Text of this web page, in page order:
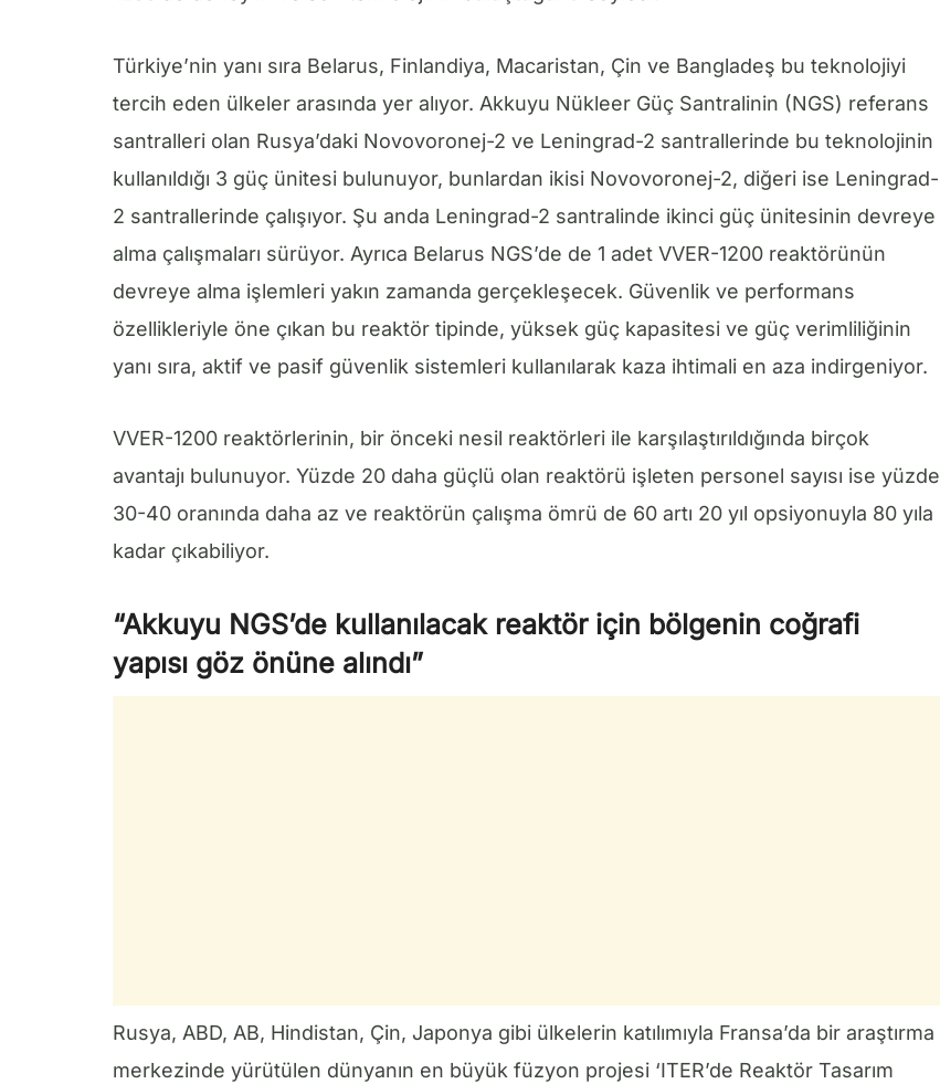
Türkiye’nin yanı sıra Belarus, Finlandiya, Macaristan, Çin ve Bangladeş bu teknolojiyi
tercih eden ülkeler arasında yer alıyor. Akkuyu Nükleer Güç Santralinin (NGS) referans
santralleri olan Rusya’daki Novovoronej-2 ve Leningrad-2 santrallerinde bu teknolojinin
kullanıldığı 3 güç ünitesi bulunuyor, bunlardan ikisi Novovoronej-2, diğeri ise Leningrad-
2 santrallerinde çalışıyor. Şu anda Leningrad-2 santralinde ikinci güç ünitesinin devreye
alma çalışmaları sürüyor. Ayrıca Belarus NGS’de de 1 adet VVER-1200 reaktörünün
devreye alma işlemleri yakın zamanda gerçekleşecek. Güvenlik ve performans
özellikleriyle öne çıkan bu reaktör tipinde, yüksek güç kapasitesi ve güç verimliliğinin
yanı sıra, aktif ve pasif güvenlik sistemleri kullanılarak kaza ihtimali en aza indirgeniyor.
VVER-1200 reaktörlerinin, bir önceki nesil reaktörleri ile karşılaştırıldığında birçok
avantajı bulunuyor. Yüzde 20 daha güçlü olan reaktörü işleten personel sayısı ise yüzde
30-40 oranında daha az ve reaktörün çalışma ömrü de 60 artı 20 yıl opsiyonuyla 80 yıla
kadar çıkabiliyor.
“Akkuyu NGS’de kullanılacak reaktör için bölgenin coğrafi
yapısı göz önüne alındı”
Rusya, ABD, AB, Hindistan, Çin, Japonya gibi ülkelerin katılımıyla Fransa’da bir araştırma
merkezinde yürütülen dünyanın en büyük füzyon projesi ‘ITER’de Reaktör Tasarım